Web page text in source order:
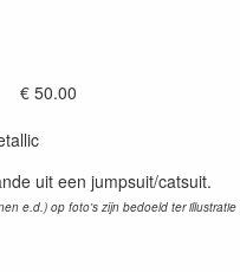
€ 50.00
uit een jumpsuit/catsuit.
e.d.) op foto's zijn bedoeld ter